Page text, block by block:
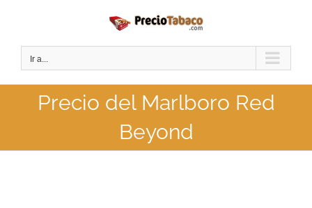
contenido
Ir a...
Precio del Marlboro Red
Beyond